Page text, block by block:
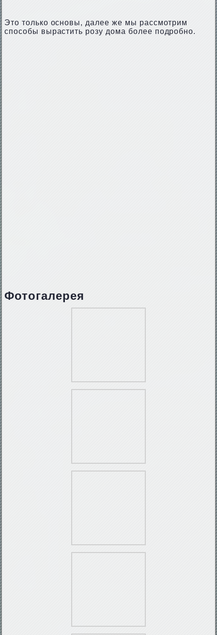
Это только основы, далее же мы рассмотрим
способы вырастить розу дома более подробно.
Фотогалерея